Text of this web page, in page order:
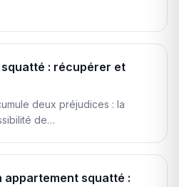
: récupérer et
deux préjudices : la
de…
appartement squatté :